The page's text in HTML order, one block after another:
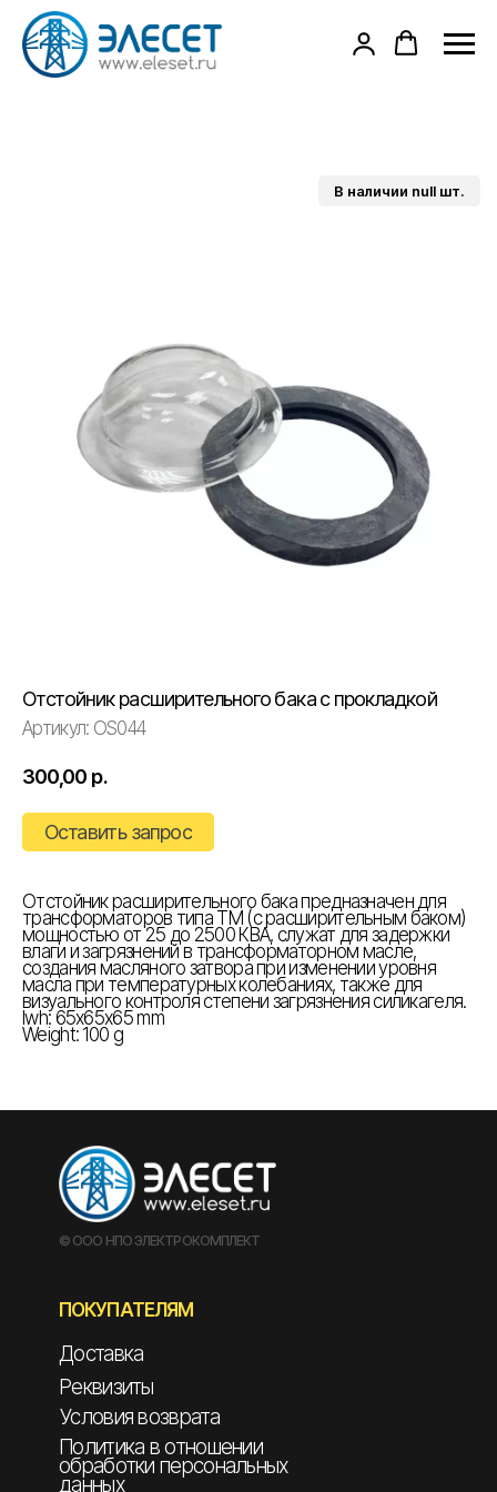
Отстойник расширительного бака с прокладкой
Артикул: OS044
300,00 р.
Оставить запрос
Отстойник расширительного бака предназначен для
трансформаторов типа ТМ (с расширительным баком)
мощностью от 25 до 2500 КВА, служат для задержки
влаги и загрязнений в трансформаторном масле,
создания масляного затвора при изменении уровня
масла при температурных колебаниях, также для
визуального контроля степени загрязнения силикагеля.
lwh: 65x65x65 mm
Weight: 100 g
© ООО НПО ЭЛЕКТРОКОМПЛЕКТ
ПОКУПАТЕЛЯМ
Доставка
Реквизиты
Условия возврата
Политика в отношении
обработки персональных
данных